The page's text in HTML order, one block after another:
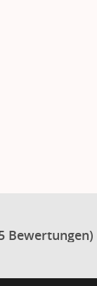
Bewertungen)